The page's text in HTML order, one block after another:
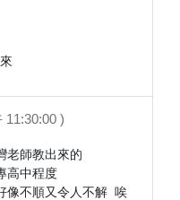
11:30:00 )
老師教出來的
高中程度
像不順又令人不解 唉